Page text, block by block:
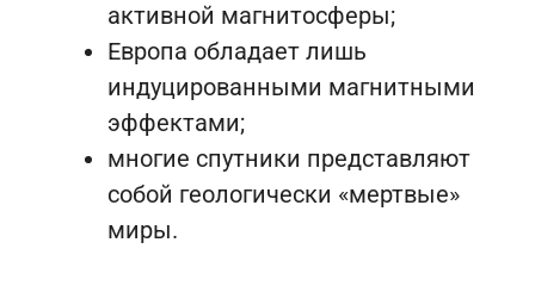
активной магнитосферы;
Европа обладает лишь
индуцированными магнитными
эффектами;
многие спутники представляют
собой геологически «мертвые»
миры.